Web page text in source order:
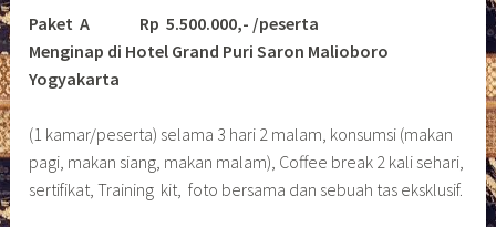
Paket A Rp 5.500.000,- /peserta
Menginap di Hotel Grand Puri Saron Malioboro
Yogyakarta
(1 kamar/peserta) selama 3 hari 2 malam, konsumsi (makan
pagi, makan siang, makan malam), Coffee break 2 kali sehari,
sertifikat, Training kit, foto bersama dan sebuah tas eksklusif.